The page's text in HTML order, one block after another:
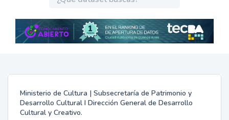
Ministerio de Cultura | Subsecretaría de Patrimonio y
Desarrollo Cultural I Dirección General de Desarrollo
Cultural y Creativo.